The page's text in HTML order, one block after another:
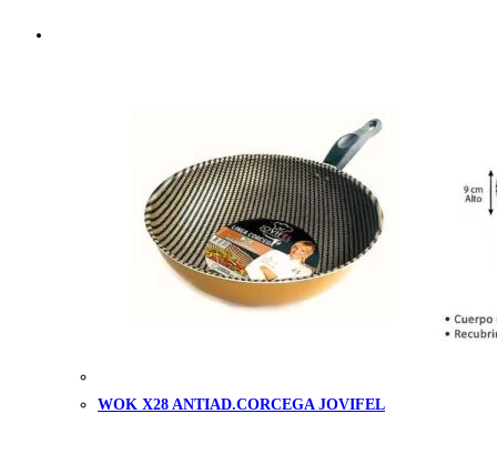
WOK X28 ANTIAD.CORCEGA JOVIFEL